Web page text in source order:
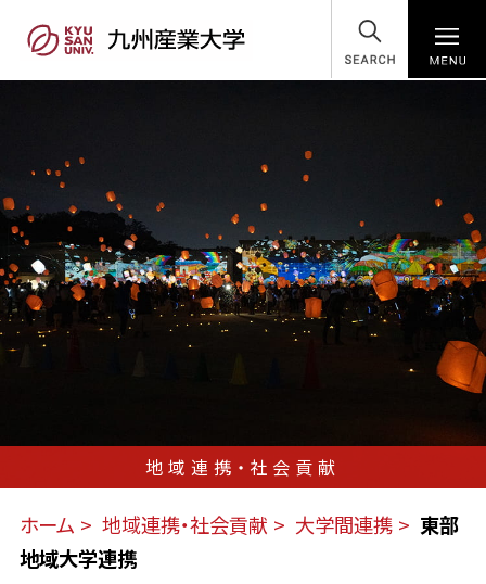
SEARCH
地域連携・社会貢献
ホーム 地域連携・社会貢献 大学間連携
東部
地域大学連携